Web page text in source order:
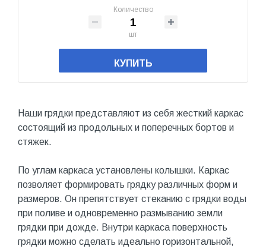
Количество
шт
КУПИТЬ
Наши грядки представляют из себя жесткий каркас
состоящий из продольных и поперечных бортов и
стяжек.
По углам каркаса установлены колышки. Каркас
позволяет формировать грядку различных форм и
размеров. Он препятствует стеканию с грядки воды
при поливе и одновременно размыванию земли
грядки при дожде. Внутри каркаса поверхность
грядки можно сделать идеально горизонтальной,